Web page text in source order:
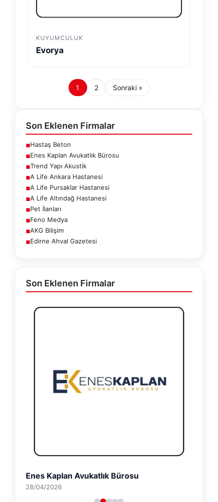
KUYUMCULUK
Evorya
1 2 Sonraki »
Son Eklenen Firmalar
■Hastaş Beton
■Enes Kaplan Avukatlık Bürosu
■Trend Yapı Akustik
■A Life Ankara Hastanesi
■A Life Pursaklar Hastanesi
■A Life Altındağ Hastanesi
■Pet İlanları
■Feno Medya
■AKG Bilişim
■Edirne Ahval Gazetesi
Son Eklenen Firmalar
Enes Kaplan Avukatlık Bürosu
28/04/2026